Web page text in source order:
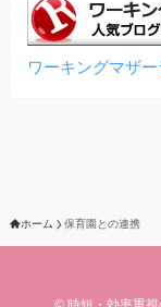
ワーキングマザ
ホーム 保育園との連携